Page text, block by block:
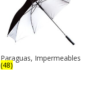
Paraguas, Impermeables
(48)